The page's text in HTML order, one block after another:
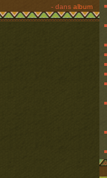
- dans album